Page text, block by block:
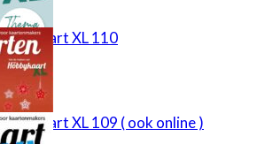
XL 110
XL 109 ( ook online )